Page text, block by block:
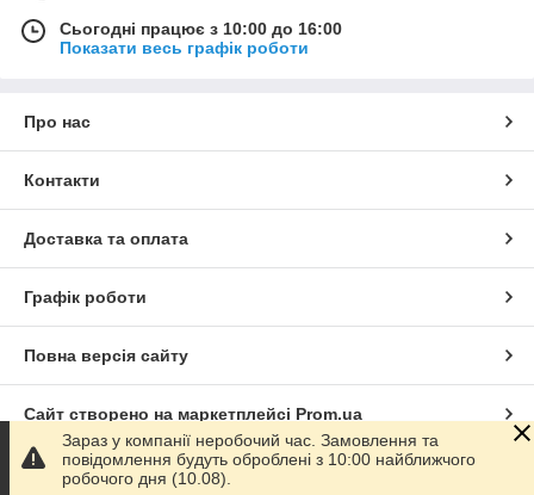
Сьогодні працює з 10:00 до 16:00
Показати весь графік роботи
Про нас
Контакти
Доставка та оплата
Графік роботи
Повна версія сайту
Сайт створено на маркетплейсі Prom.ua
Політика конфіденційності
Зараз у компанії неробочий час. Замовлення та
повідомлення будуть оброблені з 10:00 найближчого
робочого дня (10.08).